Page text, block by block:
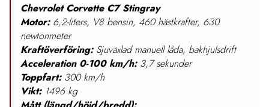
Chevrolet Corvette C7 Stingray
Motor:6,2-liters, V8 bensin, 460 hästkrafter, 630
newtonmeter
Kraftöverföring:Sjuväxlad manuell låda, bakhjulsdrift
Acceleration 0-100 km/h:3,7 sekunder
Toppfart:300 km/h
Vikt: 1496 kg